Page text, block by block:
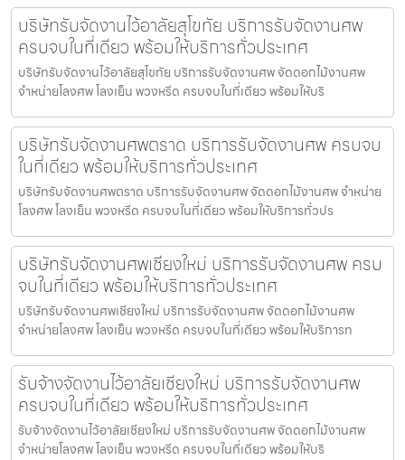
บริษัทรับจัดงานไว้อาลัยสุโขทัย บริการรับจัดงานศพ
ครบจบในที่เดียว พร้อมให้บริการทั่วประเทศ
บริษัทรับจัดงานไว้อาลัยสุโขทัย บริการรับจัดงานศพ จัดดอกไม้งานศพ
จำหน่ายโลงศพ โลงเย็น พวงหรีด ครบจบในที่เดียว พร้อมให้บริ
บริษัทรับจัดงานศพตราด บริการรับจัดงานศพ ครบจบ
ในที่เดียว พร้อมให้บริการทั่วประเทศ
บริษัทรับจัดงานศพตราด บริการรับจัดงานศพ จัดดอกไม้งานศพ จำหน่าย
โลงศพ โลงเย็น พวงหรีด ครบจบในที่เดียว พร้อมให้บริการทั่วปร
บริษัทรับจัดงานศพเชียงใหม่ บริการรับจัดงานศพ ครบ
จบในที่เดียว พร้อมให้บริการทั่วประเทศ
บริษัทรับจัดงานศพเชียงใหม่ บริการรับจัดงานศพ จัดดอกไม้งานศพ
จำหน่ายโลงศพ โลงเย็น พวงหรีด ครบจบในที่เดียว พร้อมให้บริการท
รับจ้างจัดงานไว้อาลัยเชียงใหม่ บริการรับจัดงานศพ
ครบจบในที่เดียว พร้อมให้บริการทั่วประเทศ
รับจ้างจัดงานไว้อาลัยเชียงใหม่ บริการรับจัดงานศพ จัดดอกไม้งานศพ
จำหน่ายโลงศพ โลงเย็น พวงหรีด ครบจบในที่เดียว พร้อมให้บริ